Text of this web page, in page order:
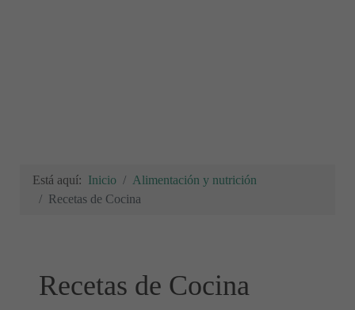
Está aquí: Inicio
Alimentación y nutrición
Recetas de Cocina
Recetas de Cocina